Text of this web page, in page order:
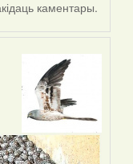
каментары.